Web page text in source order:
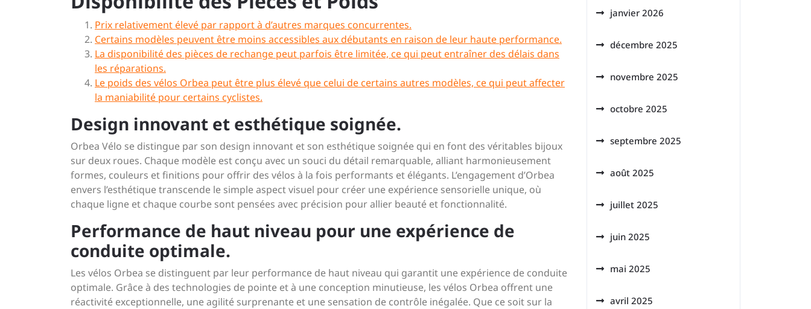
Prix relativement élevé par rapport à d’autres marques concurrentes.
Certains modèles peuvent être moins accessibles aux débutants en raison de leur haute performance.
La disponibilité des pièces de rechange peut parfois être limitée, ce qui peut entraîner des délais dans
les réparations.
Le poids des vélos Orbea peut être plus élevé que celui de certains autres modèles, ce qui peut affecter
la maniabilité pour certains cyclistes.
Design innovant et esthétique soignée.
Orbea Vélo se distingue par son design innovant et son esthétique soignée qui en font des véritables bijoux
sur deux roues. Chaque modèle est conçu avec un souci du détail remarquable, alliant harmonieusement
formes, couleurs et finitions pour offrir des vélos à la fois performants et élégants. L’engagement d’Orbea
envers l’esthétique transcende le simple aspect visuel pour créer une expérience sensorielle unique, où
chaque ligne et chaque courbe sont pensées avec précision pour allier beauté et fonctionnalité.
Performance de haut niveau pour une expérience de
conduite optimale.
Les vélos Orbea se distinguent par leur performance de haut niveau qui garantit une expérience de conduite
optimale. Grâce à des technologies de pointe et à une conception minutieuse, les vélos Orbea offrent une
réactivité exceptionnelle, une agilité surprenante et une sensation de contrôle inégalée. Que ce soit sur la
janvier 2026
décembre 2025
novembre 2025
octobre 2025
septembre 2025
août 2025
juillet 2025
juin 2025
mai 2025
avril 2025